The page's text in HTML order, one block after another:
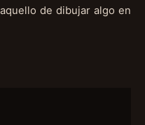
de dibujar algo en